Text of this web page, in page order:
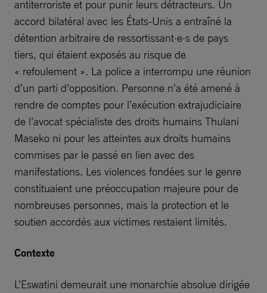
antiterroriste et pour punir leurs détracteurs. Un
accord bilatéral avec les États-Unis a entraîné la
détention arbitraire de ressortissant·e·s de pays
tiers, qui étaient exposés au risque de
« refoulement ». La police a interrompu une réunion
d’un parti d’opposition. Personne n’a été amené à
rendre de comptes pour l’exécution extrajudiciaire
de l’avocat spécialiste des droits humains Thulani
Maseko ni pour les atteintes aux droits humains
commises par le passé en lien avec des
manifestations. Les violences fondées sur le genre
constituaient une préoccupation majeure pour de
nombreuses personnes, mais la protection et le
soutien accordés aux victimes restaient limités.
Contexte
L’Eswatini demeurait une monarchie absolue dirigée